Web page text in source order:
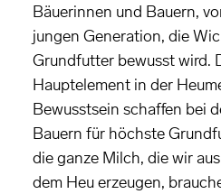
Bäuerinnen und Bauern,
jungen Generation, die
Grundfutter bewusst wird.
Hauptelement in der
Bewusstsein schaffen bei
Bauern für höchste
die ganze Milch, die wir
dem Heu erzeugen,